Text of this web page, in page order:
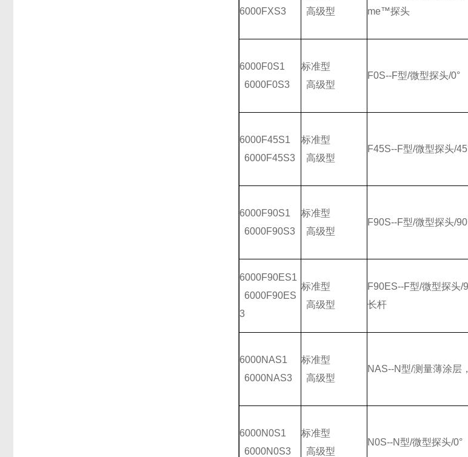
6000FXS3
高级型
me™探头
6000F0S1
6000F0S3
标准型
高级型
F0S--F型/微型探头/0°
6000F45S1
6000F45S3
标准型
高级型
F45S--F型/微型探头/
6000F90S1
6000F90S3
标准型
高级型
F90S--F型/微型探头/
6000F90ES1
6000F90ES
3
标准型
高级型
F90ES--F型/微型探头/
长杆
6000NAS1
6000NAS3
标准型
高级型
NAS--N型/测量薄涂层
6000N0S1
6000N0S3
标准型
高级型
N0S--N型/微型探头/0°